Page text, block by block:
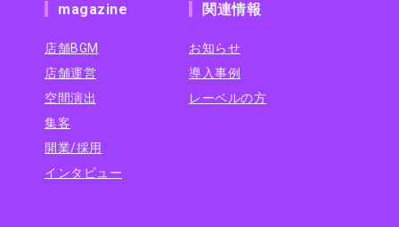
magazine
店舗BGM
店舗運営
空間演出
集客
開業/採用
インタビュー
関連情報
お知らせ
導入事例
レーベルの方